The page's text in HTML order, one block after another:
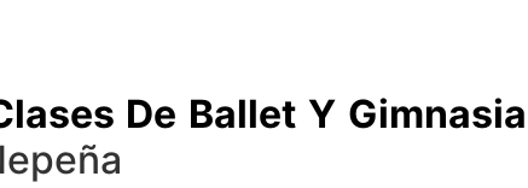
De Ballet Y Gimnasia